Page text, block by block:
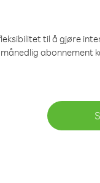
til å gjøre
abonnement